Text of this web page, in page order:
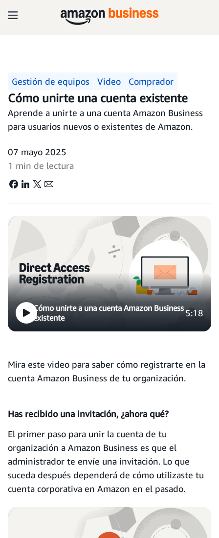
Gestión de equipos Video Comprador
Cómo unirte una cuenta existente
Aprende a unirte a una cuenta Amazon Business
para usuarios nuevos o existentes de Amazon.
07 mayo 2025
1 min de lectura
Cómo unirte a una cuenta Amazon Business
existente
5:18
Mira este video para saber cómo registrarte en la
cuenta Amazon Business de tu organización.
Has recibido una invitación, ¿ahora qué?
El primer paso para unir la cuenta de tu
organización a Amazon Business es que el
administrador te envíe una invitación. Lo que
suceda después dependerá de cómo utilizaste tu
cuenta corporativa en Amazon en el pasado.